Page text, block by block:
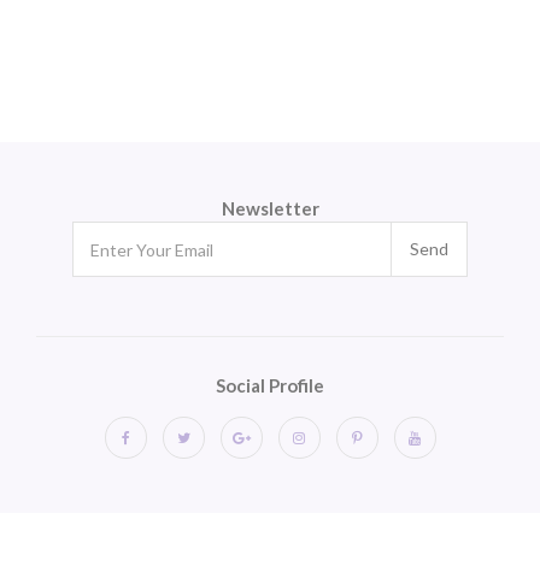
Newsletter
Send
Social Profile